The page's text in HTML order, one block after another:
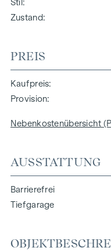
Stil
Zustand
PREIS
Kaufpreis
Provision
Nebenkostenübersicht
AUSSTATTUNG
Barrierefrei
Tiefgarage